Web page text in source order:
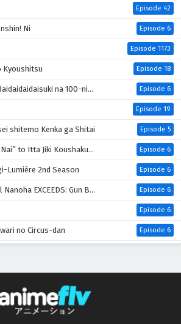
Episode 42
Ni Episode 6
Episode 1173
Kyoushitsu Episode 18
na 100-nin no Kanojo 3rd Season Episode 6
Episode 19
shitemo Kenka ga Shitai Episode 5
sama ga Nazeka Dekiai shitekimasu Episode 6
Lumière 2nd Season Episode 6
EXCEEDS: Gun Blaze Vengeance Episode 6
Episode 6
no Circus-dan Episode 6
ni wa Shudan wo Erandeiraremasen 4th Season
ga Sumimasen